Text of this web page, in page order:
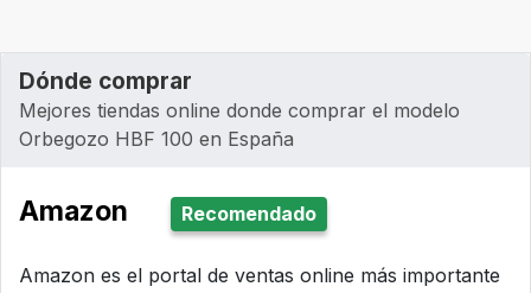
Dónde comprar
Mejores tiendas online donde comprar el modelo
Orbegozo ‎HBF 100 en España
Amazon Recomendado
Amazon es el portal de ventas online más importante